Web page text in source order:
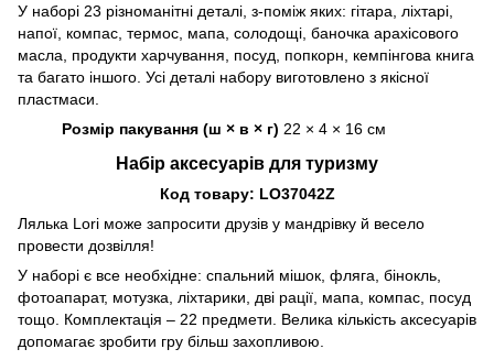
У наборі 23 різноманітні деталі, з-поміж яких: гітара, ліхтарі,
напої, компас, термос, мапа, солодощі, баночка арахісового
масла, продукти харчування, посуд, попкорн, кемпінгова книга
та багато іншого. Усі деталі набору виготовлено з якісної
пластмаси.
Розмір пакування (ш × в × г) 22 × 4 × 16 см
Набір аксесуарів для туризму
Код товару: LO37042Z
Лялька Lori може запросити друзів у мандрівку й весело
провести дозвілля!
У наборі є все необхідне: спальний мішок, фляга, бінокль,
фотоапарат, мотузка, ліхтарики, дві рації, мапа, компас, посуд
тощо. Комплектація – 22 предмети. Велика кількість аксесуарів
допомагає зробити гру більш захопливою.